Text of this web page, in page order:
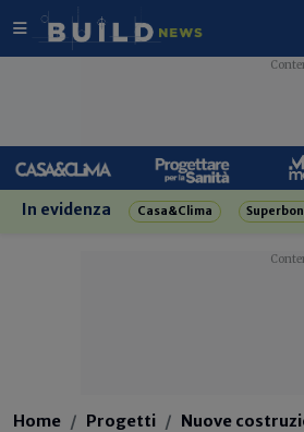
In evidenza Casa&Clima
Home Progetti Nuove